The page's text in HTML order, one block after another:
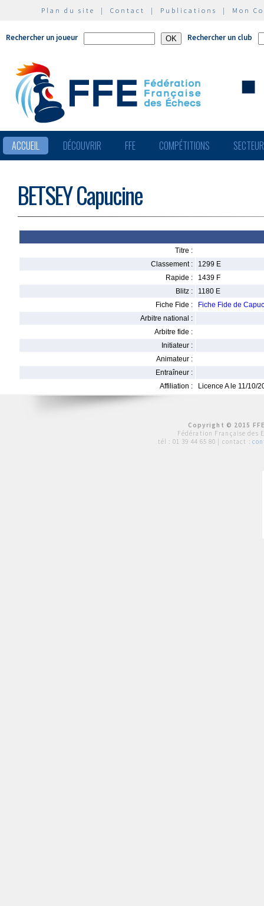
Plan du site | Contact | Publications | Mon
Rechercher un joueur Rechercher un club
ACCUEIL DÉCOUVRIR FFE COMPÉTITIONS
BETSEY Capucine
Titre :
Classement :
1299 E
Rapide :
1439 F
Blitz :
1180 E
Fiche Fide :
Fiche Fide de
Arbitre national :
Arbitre fide :
Initiateur :
Animateur :
Entraîneur :
Affiliation :
Licence A le 11/10/
Copyright © 2015
Fédération Française des
tél : 01 39 44 65 80 | contact :